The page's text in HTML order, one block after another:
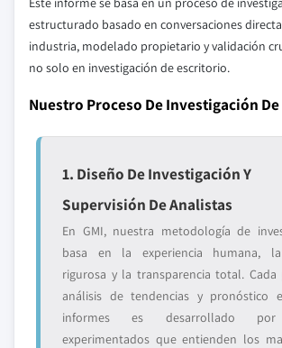
estructurado basado en conversaciones
industria, modelado propietario y validación
no solo en investigación de escritorio.
Nuestro Proceso De Investigación De
1. Diseño De Investigación Y
Supervisión De Analistas
En GMI, nuestra metodología de
basa en la experiencia humana, la
rigurosa y la transparencia total. Cada
análisis de tendencias y pronóstico
informes es desarrollado por
experimentados que entienden los